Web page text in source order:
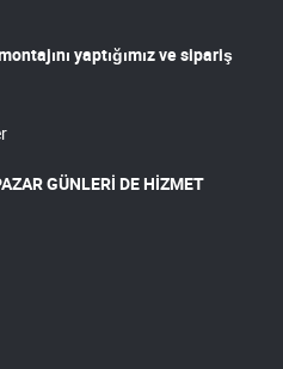
yaptığımız ve sipariş
GÜNLERİ DE HİZMET